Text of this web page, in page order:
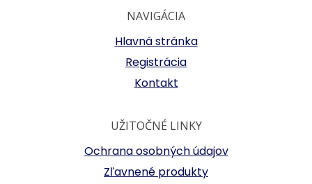
NAVIGÁCIA
Hlavná stránka
Registrácia
Kontakt
UŽITOČNÉ LINKY
Ochrana osobných údajov
Zľavnené produkty